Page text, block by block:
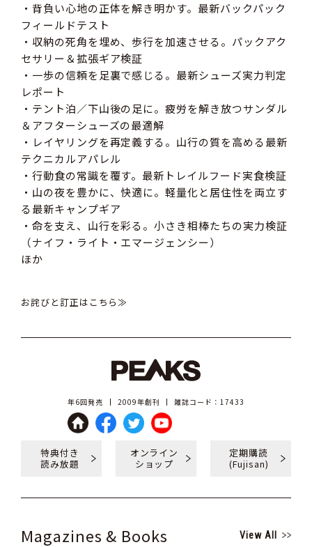
・背負い心地の正体を解き明かす。最新バックパック
フィールドテスト
・収納の死角を埋め、歩行を加速させる。パックアク
セサリー＆拡張ギア検証
・一歩の信頼を足裏で感じる。最新シューズ実力判定
レポート
・テント泊／下山後の足に。疲労を解き放つサンダル
＆アフターシューズの最適解
・レイヤリングを再定義する。山行の質を高める最新
テクニカルアパレル
・行動食の常識を覆す。最新トレイルフード実食検証
・山の夜を豊かに、快適に。軽量化と居住性を両立す
る最新キャンプギア
・命を支え、山行を彩る。小さき相棒たちの実力検証
（ナイフ・ライト・エマージェンシー）
ほか
お詫びと訂正はこちら≫
年6回発売 2009年創刊 雑誌コード：17433
特典付き
読み放題
オンライン
ショップ
定期購読
(Fujisan)
Magazines & Books View All